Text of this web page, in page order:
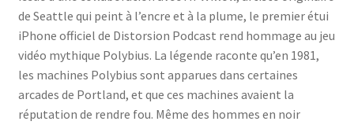
de Seattle qui peint à l’encre et à la plume, le premier étui
iPhone officiel de Distorsion Podcast rend hommage au jeu
vidéo mythique Polybius. La légende raconte qu’en 1981,
les machines Polybius sont apparues dans certaines
arcades de Portland, et que ces machines avaient la
réputation de rendre fou. Même des hommes en noir